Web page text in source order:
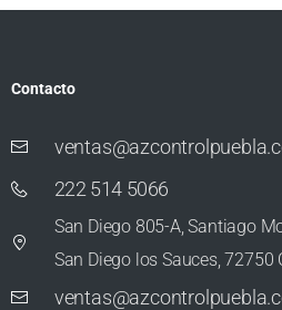
Contacto
222 514 5066
San Diego 805-A, Santiago
San Diego los Sauces, 72750